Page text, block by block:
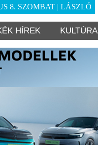
8. SZOMBAT | LÁSZLÓ
HÍREK KULTÚRA